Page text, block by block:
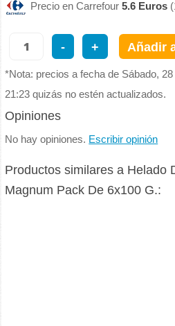
Precio en Carrefour5.6 Euros
- + Añadir
*Nota: precios a fecha de Sábado,
21:23 quizás no estén actualizados.
Opiniones
No hay opiniones. Escribir opinión
Productos similares a Helado
Magnum Pack De 6x100 G.: